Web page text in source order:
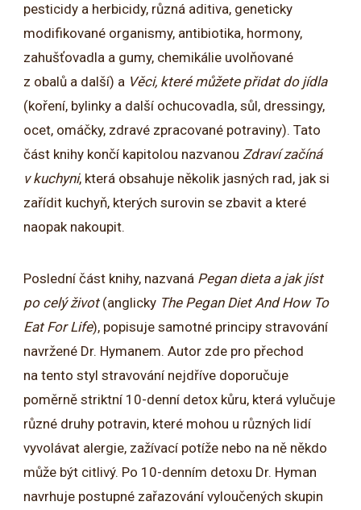
pesticidy a herbicidy, různá aditiva, geneticky
modifikované organismy, antibiotika, hormony,
zahušťovadla a gumy, chemikálie uvolňované
z obalů a další) a Věci, které můžete přidat do jídla
(koření, bylinky a další ochucovadla, sůl, dressingy,
ocet, omáčky, zdravé zpracované potraviny). Tato
část knihy končí kapitolou nazvanouZdraví začíná
v kuchyni, která obsahuje několik jasných rad, jak si
zařídit kuchyň, kterých surovin se zbavit a které
naopak nakoupit.
Poslední část knihy, nazvaná Pegan dieta a jak jíst
po celý život (anglicky The Pegan Diet And How To
Eat For Life), popisuje samotné principy stravování
navržené Dr. Hymanem. Autor zde pro přechod
na tento styl stravování nejdříve doporučuje
poměrně striktní 10-denní detox kůru, která vylučuje
různé druhy potravin, které mohou u různých lidí
vyvolávat alergie, zažívací potíže nebo na ně někdo
může být citlivý. Po 10-denním detoxu Dr. Hyman
navrhuje postupné zařazování vyloučených skupin